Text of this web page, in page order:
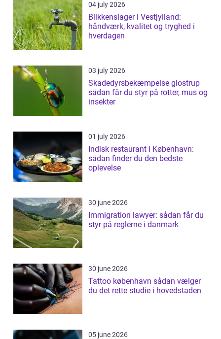
04 july 2026
Blikkenslager i Vestjylland:
håndværk, kvalitet og tryghed i
hverdagen
03 july 2026
Skadedyrsbekæmpelse glostrup
sådan får du styr på rotter, mus og
insekter
01 july 2026
Indisk restaurant i København:
sådan finder du den bedste
oplevelse
30 june 2026
Immigration lawyer: sådan får du
styr på reglerne i danmark
30 june 2026
Tattoo københavn sådan vælger
du det rette studie i hovedstaden
05 june 2026